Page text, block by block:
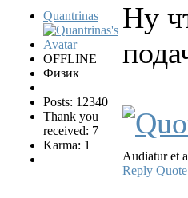
Quantrinas
OFFLINE
Физик
Posts: 12340
Thank you
received: 7
Karma: 1
Ну
Audiatur et
Reply Quote